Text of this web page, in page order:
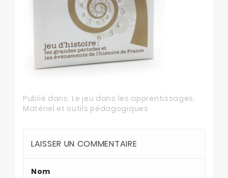
Publié dans: Le jeu dans les apprentissages,
Matériel et outils pédagogiques
LAISSER UN COMMENTAIRE
Nom